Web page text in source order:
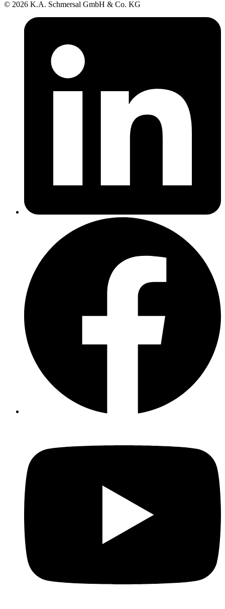
© 2026 K.A. Schmersal GmbH & Co. KG